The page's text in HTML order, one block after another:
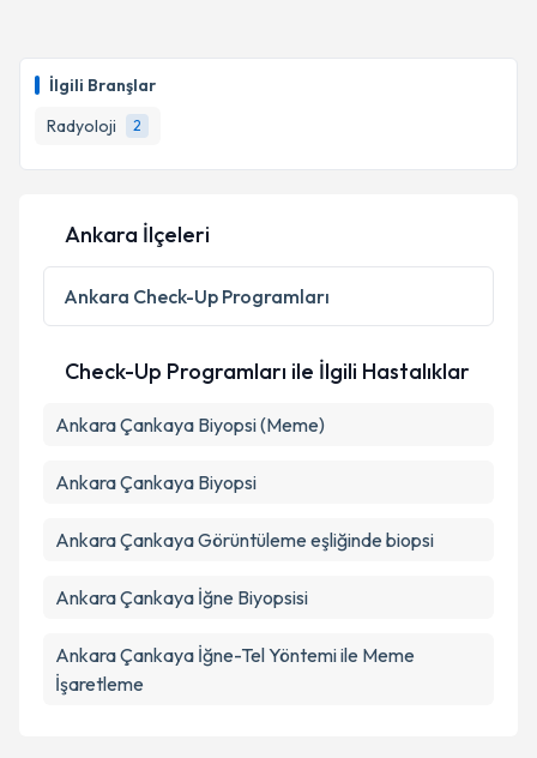
İlgili Branşlar
Radyoloji
2
bilgilendireceğiz.
E-posta Adresiniz
Kişisel verilerimin işlenmesine ilişkin
Metni'ni okudum ve kişisel verilerimin belirtilen
kapsamda işlenmesini kabul ediyorum.
Takvim Talebini Gönder
Ankara İlçeleri
Ankara Check-Up Programları
Check-Up Programları ile İlgili Hastalıklar
Ankara Çankaya Biyopsi (Meme)
Ankara Çankaya Biyopsi
Ankara Çankaya Görüntüleme eşliğinde biopsi
Ankara Çankaya İğne Biyopsisi
Ankara Çankaya İğne-Tel Yöntemi ile Meme
İşaretleme